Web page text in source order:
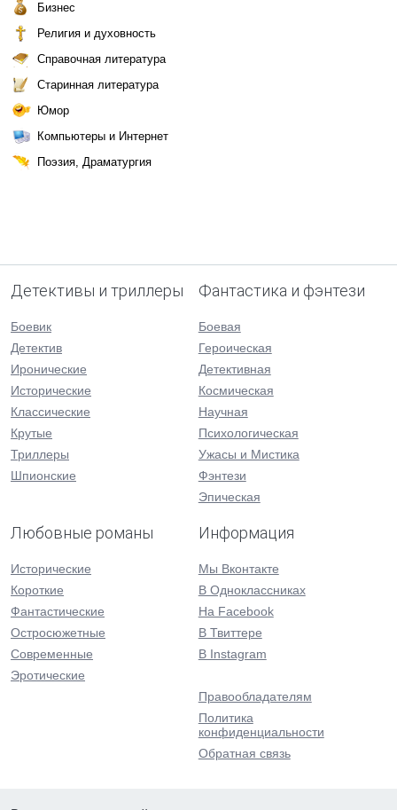
Бизнес
Религия и духовность
Справочная литература
Старинная литература
Юмор
Компьютеры и Интернет
Поэзия, Драматургия
Детективы и триллеры
Боевик
Детектив
Иронические
Исторические
Классические
Крутые
Триллеры
Шпионские
Фантастика и фэнтези
Боевая
Героическая
Детективная
Космическая
Научная
Психологическая
Ужасы и Мистика
Фэнтези
Эпическая
Любовные романы
Исторические
Короткие
Фантастические
Остросюжетные
Современные
Эротические
Информация
Мы Вконтакте
В Одноклассниках
На Facebook
В Твиттере
В Instagram
Правообладателям
Политика
конфиденциальности
Обратная связь